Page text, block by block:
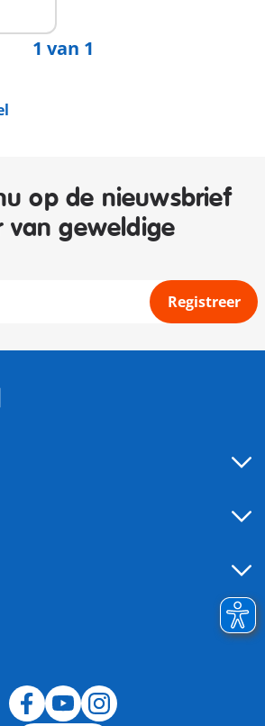
1 van 1
op de nieuwsbrief
van geweldige
Registreer